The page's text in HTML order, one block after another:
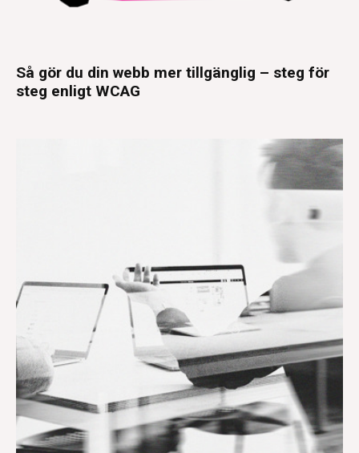
Så gör du din webb mer tillgänglig – steg för
steg enligt WCAG